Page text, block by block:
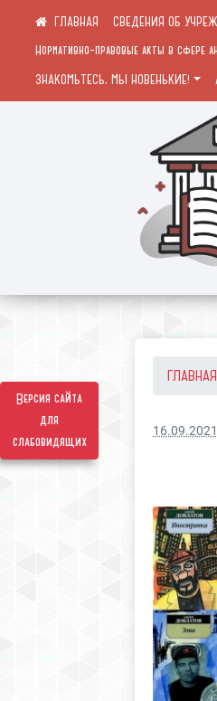
Версия сайта
для
слабовидящих
СВЕДЕНИЯ ОБ
Нормативно-правовые акты в сфере
ЗНАКОМЬТЕСЬ, МЫ НОВЕНЬКИЕ!
ГЛАВНАЯ